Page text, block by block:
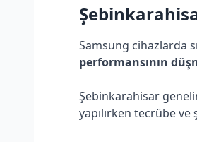
Samsung cihazlarda
performansının
Şebinkarahisar
yapılırken tecrübe